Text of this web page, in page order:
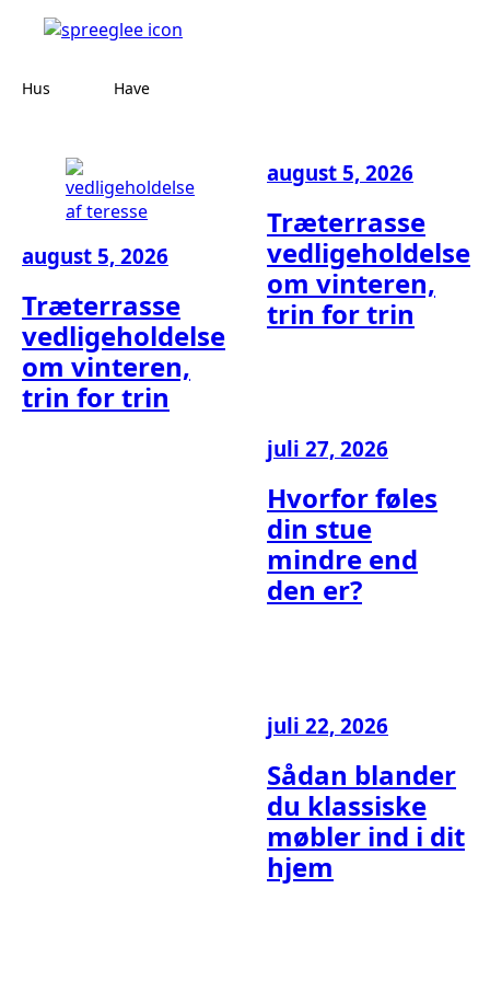
Hus Have
august 5, 2026
Træterrasse
vedligeholdelse
om vinteren,
trin for trin
august 5, 2026
Træterrasse
vedligeholdelse
om vinteren,
trin for trin
juli 27, 2026
Hvorfor føles
din stue
mindre end
den er?
juli 22, 2026
Sådan blander
du klassiske
møbler ind i dit
hjem